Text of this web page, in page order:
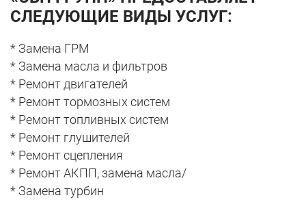
СЛЕДУЮЩИЕ ВИДЫ УСЛУГ:
* Замена ГРМ
* Замена масла и фильтров
* Ремонт двигателей
* Ремонт тормозных систем
* Ремонт топливных систем
* Ремонт глушителей
* Ремонт сцепления
* Ремонт АКПП, замена масла/
* Замена турбин